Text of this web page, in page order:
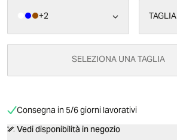
+2 TAGLIA
SELEZIONA UNA TAGLIA
Consegna in 5/6 giorni lavorativi
Vedi disponibilità in negozio